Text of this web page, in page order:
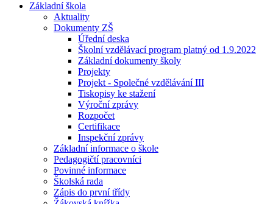
Základní škola
Aktuality
Dokumenty ZŠ
Úřední deska
Školní vzdělávací program platný od 1.9.2022
Základní dokumenty školy
Projekty
Projekt - Společné vzdělávání III
Tiskopisy ke stažení
Výroční zprávy
Rozpočet
Certifikace
Inspekční zprávy
Základní informace o škole
Pedagogičtí pracovníci
Povinné informace
Školská rada
Zápis do první třídy